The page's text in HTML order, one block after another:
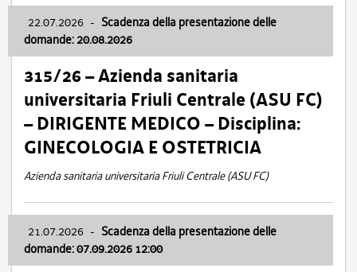
22.07.2026 - Scadenza della presentazione delle
domande: 20.08.2026
315/26 – Azienda sanitaria
universitaria Friuli Centrale (ASU FC)
– DIRIGENTE MEDICO – Disciplina:
GINECOLOGIA E OSTETRICIA
Azienda sanitaria universitaria Friuli Centrale (ASU FC)
21.07.2026 - Scadenza della presentazione delle
domande: 07.09.2026 12:00